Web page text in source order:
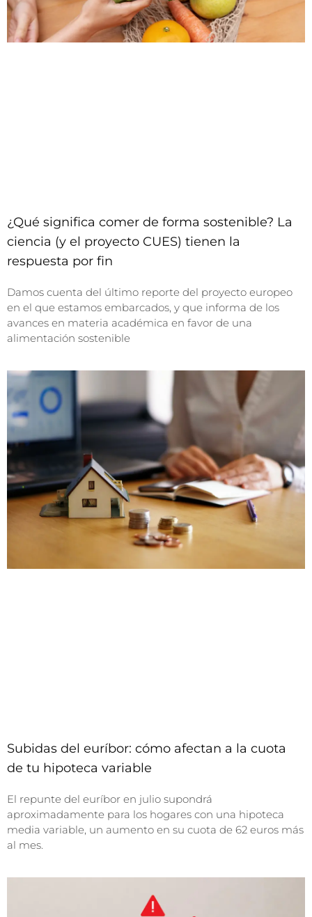
¿Qué significa comer de forma sostenible? La
ciencia (y el proyecto CUES) tienen la
respuesta por fin
Damos cuenta del último reporte del proyecto europeo
en el que estamos embarcados, y que informa de los
avances en materia académica en favor de una
alimentación sostenible
Subidas del euríbor: cómo afectan a la cuota
de tu hipoteca variable
El repunte del euríbor en julio supondrá
aproximadamente para los hogares con una hipoteca
media variable, un aumento en su cuota de 62 euros más
al mes.